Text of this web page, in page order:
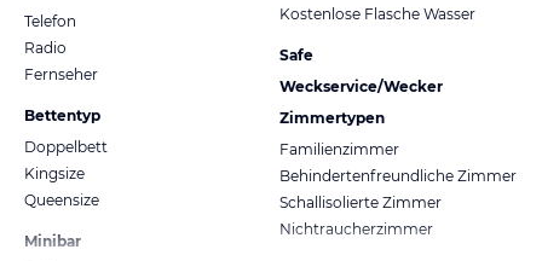
Telefon
Radio
Fernseher
Bettentyp
Doppelbett
Kingsize
Queensize
Minibar
Kostenlose Flasche Wasser
Safe
Weckservice/Wecker
Zimmertypen
Familienzimmer
Behindertenfreundliche Zimmer
Schallisolierte Zimmer
Nichtraucherzimmer